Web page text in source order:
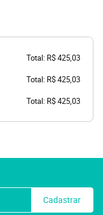
Total: R$ 425,03
Total: R$ 425,03
Total: R$ 425,03
Cadastrar